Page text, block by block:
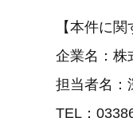
【本件に
企業名：株
担当者名：
TEL：